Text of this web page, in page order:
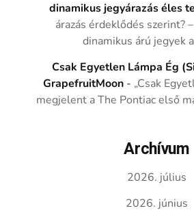
dinamikus jegyárazás éles
árazás érdeklődés szerint?
dinamikus árú jegyek
Csak Egyetlen Lámpa Ég
GrapefruitMoon - „Csak
megjelent a The Pontiac első
Archívum
2026. július
2026. június